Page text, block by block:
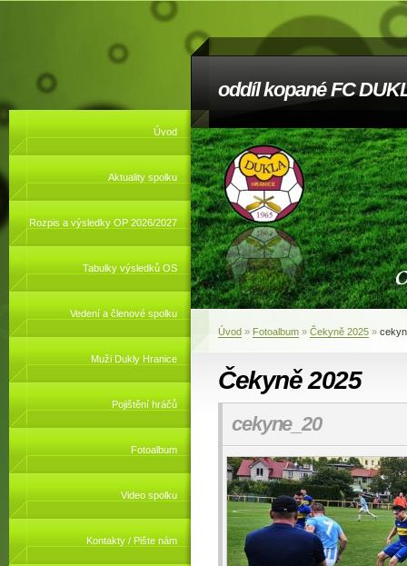
oddíl kopané FC
Úvod
Aktuality spolku
Rozpis a výsledky OP 2026/2027
Tabulky výsledků OS
Vedení a členové spolku
Muži Dukly Hranice
Pojištění hráčů
Fotoalbum
Video spolku
Kontakty / Pište nám
Úvod » Fotoalbum » Čekyně 2025 »
Čekyně 2025
cekyne_20